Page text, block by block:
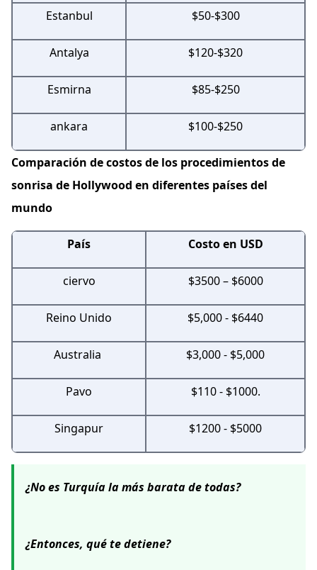
Estanbul $50-$300
Antalya $120-$320
Esmirna $85-$250
ankara $100-$250
Comparación de costos de los procedimientos de
sonrisa de Hollywood en diferentes países del
mundo
País Costo en USD
ciervo $3500 – $6000
Reino Unido $5,000 - $6440
Australia $3,000 - $5,000
Pavo $110 - $1000.
Singapur $1200 - $5000
¿No es Turquía la más barata de todas?
¿Entonces, qué te detiene?